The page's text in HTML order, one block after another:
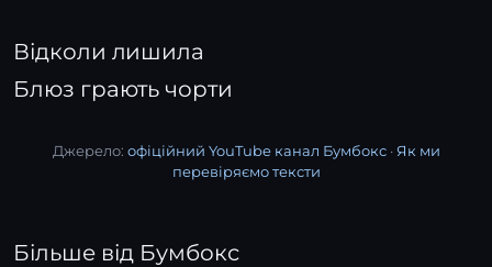
Відколи лишила
Блюз грають чорти
Джерело: офіційний YouTube канал Бумбокс· Як ми
перевіряємо тексти
Більше від Бумбокс